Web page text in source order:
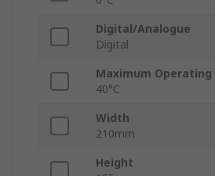
Digital/Analogue
Digital
Maximum
40°C
Width
210mm
Height